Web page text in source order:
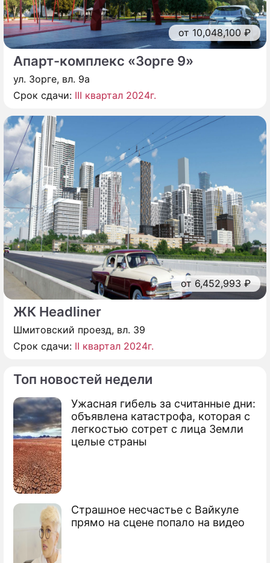
Топ новостей недели
Ужасная гибель за считанные дни:
объявлена катастрофа, которая с
легкостью сотрет с лица Земли
целые страны
Страшное несчастье с Вайкуле
прямо на сцене попало на видео
от 10,048,100 ₽
Апарт-комплекс «Зорге 9»
ул. Зорге, вл. 9а
Срок сдачи: III квартал 2024г.
от 6,452,993 ₽
ЖК Headliner
Шмитовский проезд, вл. 39
Срок сдачи: II квартал 2024г.